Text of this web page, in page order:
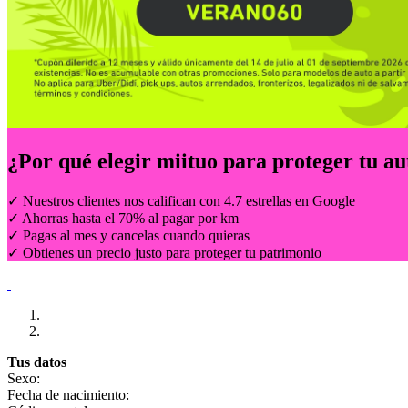
¿Por qué elegir miituo para proteger tu
✓ Nuestros clientes nos califican con 4.7 estrellas en Google
✓ Ahorras hasta el 70% al pagar por km
✓ Pagas al mes y cancelas cuando quieras
✓ Obtienes un precio justo para proteger tu patrimonio
Tus datos
Sexo:
Fecha de nacimiento: